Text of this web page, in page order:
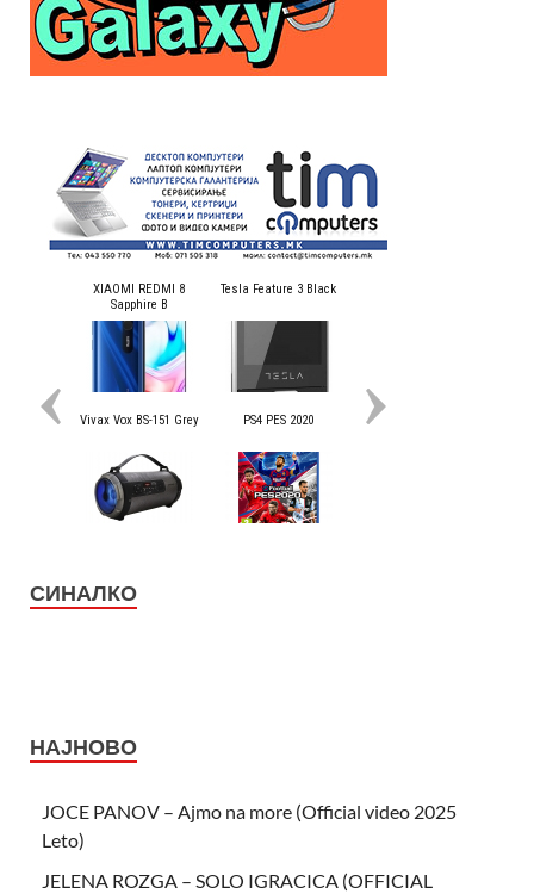
СИНАЛКО
НАЈНОВО
JOCE PANOV – Ajmo na more (Official video 2025
Leto)
JELENA ROZGA – SOLO IGRACICA (OFFICIAL